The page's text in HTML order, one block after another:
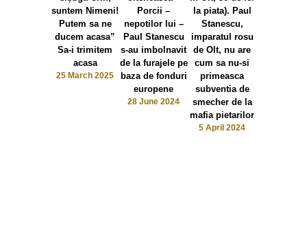
suntem Nimeni!
Putem sa ne
ducem acasa”
Sa-i trimitem
acasa
25 March 2025
Porcii –
nepotilor lui –
Paul Stanescu
s-au imbolnavit
de la furajele pe
baza de fonduri
europene
28 June 2024
la piata). Paul
Stanescu,
imparatul rosu
de Olt, nu are
cum sa nu-si
primeasca
subventia de
smecher de la
mafia pietarilor
5 April 2024